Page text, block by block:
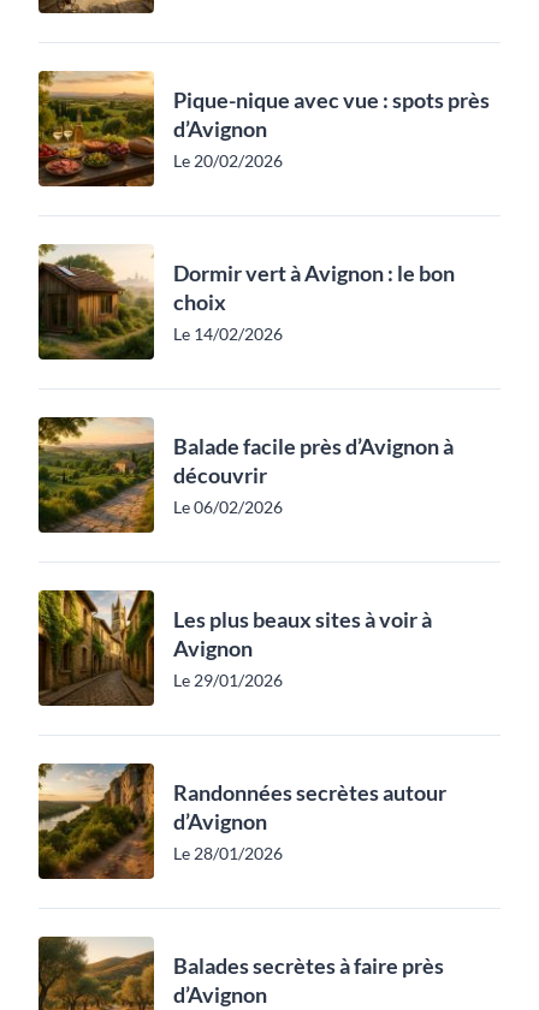
Pique-nique avec vue : spots près
d’Avignon
Le 20/02/2026
Dormir vert à Avignon : le bon
choix
Le 14/02/2026
Balade facile près d’Avignon à
découvrir
Le 06/02/2026
Les plus beaux sites à voir à
Avignon
Le 29/01/2026
Randonnées secrètes autour
d’Avignon
Le 28/01/2026
Balades secrètes à faire près
d’Avignon